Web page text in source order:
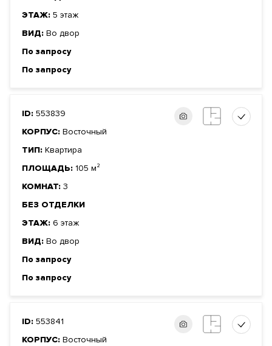
ЭТАЖ: 5 этаж
ВИД: Во двор
По запросу
По запросу
ID: 553839
КОРПУС: Восточный
ТИП: Квартира
ПЛОЩАДЬ: 105 м²
КОМНАТ: 3
БЕЗ ОТДЕЛКИ
ЭТАЖ: 6 этаж
ВИД: Во двор
По запросу
По запросу
ID: 553841
КОРПУС: Восточный